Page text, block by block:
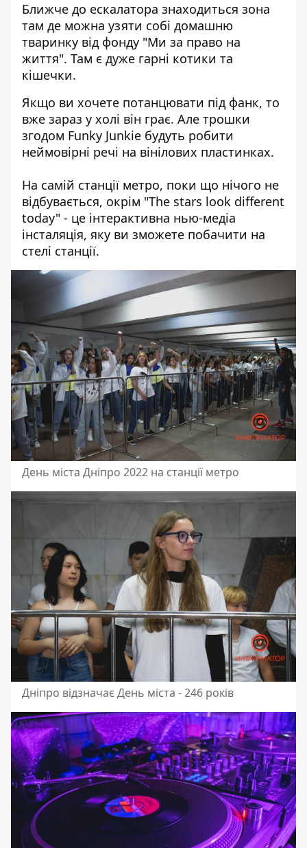
Ближче до ескалатора знаходиться зона
там де можна узяти собі домашню
тваринку від фонду "Ми за право на
життя". Там є дуже гарні котики та
кішечки.
Якщо ви хочете потанцювати під фанк, то
вже зараз у холі він грає. Але трошки
згодом Funky Junkie будуть робити
неймовірні речі на вінілових пластинках.
На самій станції метро, поки що нічого не
відбувається, окрім "The stars look different
today" - це інтерактивна нью-медіа
інсталяція, яку ви зможете побачити на
стелі станції.
День міста Дніпро 2022 на станції метро
Дніпро відзначає День міста - 246 років